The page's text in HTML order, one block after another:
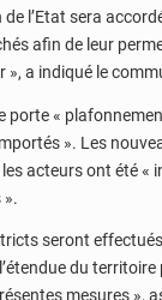
de l’Etat sera
afin de leur
», a indiqué le
porte «
». Les
acteurs ont été «
».
seront
du territoire
mesures »,